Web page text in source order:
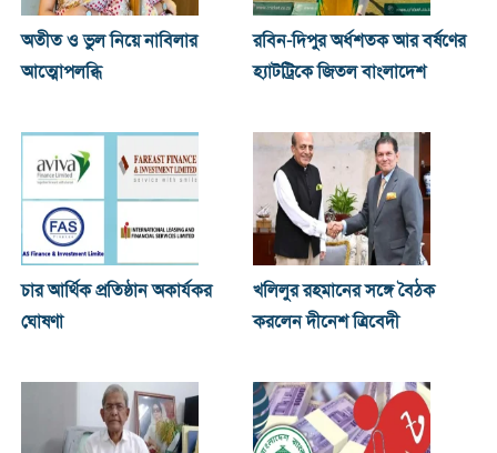
অতীত ও ভুল নিয়ে নাবিলার
আত্মোপলব্ধি
রবিন-দিপুর অর্ধশতক আর বর্ষণের
হ্যাটট্রিকে জিতল বাংলাদেশ
চার আর্থিক প্রতিষ্ঠান অকার্যকর
ঘোষণা
খ‌লিলুর রহমানের সঙ্গে বৈঠক
করলেন দীনেশ ত্রিবেদী